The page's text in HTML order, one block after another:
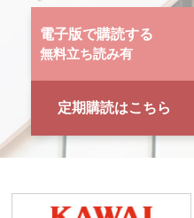
電子版で購読する
無料立ち読み有
定期購読はこちら